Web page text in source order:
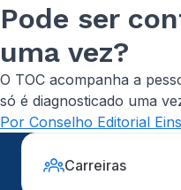
Pode ser
uma vez?
O TOC acompanha a
só é diagnosticado uma
Por Conselho Editorial
Carreiras